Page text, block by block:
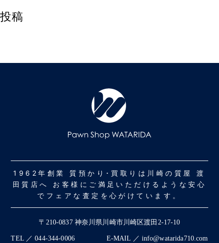
投稿
1962年創業 質預かり･買取りは川崎の質屋 渡
田質店へ お客様にご満足いただけるような安心
でフェアな査定を心がけています。
〒210-0837 神奈川県川崎市川崎区渡田2-17-10
TEL ／ 044-344-0006 E-MAIL ／ info@watarida710.com